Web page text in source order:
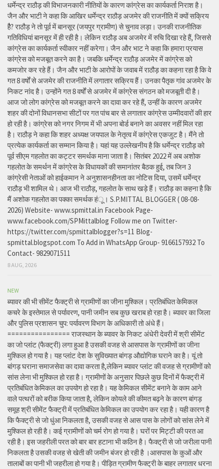
धर्मेन्द्र राठौड़ की विभाजनकारी नीतियों के कारण कांग्रेस का कार्यकर्ता निराश है।
जैन और भाटी ने कहा कि आखिर धर्मेन्द्र राठौड़ अजमेर की राजनीति में क्यों सक्रिय
हैै? राठौड़ ने तो पूर्व में बानसूर (जयपुर ग्रामीण) से चुनाव लड़ा। उनकी राजनीतिक
गतिविधियां बानसूर में ही रही है। लेकिन राठौड़ अब अजमेर में रुचि दिखा रहे हैं, जिससे
कांग्रेस का कार्यकर्ता स्वीकार नहीं करेगा। जैन और भाट ने कहा कि हमारा प्रयास
कांग्रेस को मजबूत करने का है। जबकि धर्मेन्द्र राठौड़ अजमेर में कांग्रेस को
कमजोर कर रहे हैं। जैन और भाटी के आरोपों के जवाब में राठौड़ का कहना रहा है कि वे
गत 8 वर्षों से अजमेर की राजनीति में लगातार सक्रिय हैं। उनका पैतृक गांव अजमेर के
निकट नांद है। उन्होंने गत 8 वर्षों से अजमेर में कांग्रेस संगठन को मजबूती दी है।
आज जो लोग कांग्रेस को मजबूत करने का दावा कर रहे हैं, उन्हीं के कारण अजमेर
शहर की दोनों विधानसभा सीटों पर गत पांच बार से लगातार कांग्रेस उम्मीदवारों की हार
हो रही है। कांग्रेस को नगर निगम में भी अपना बोर्ड बनाने का अवसर नहीं मिल रहा
है। राठौड़ ने कहा कि शहर अध्यक्ष जयपाल के नेतृत्व में कांग्रेस एकजुट है। मैंने तो
प्रत्येक कार्यकर्ता का सम्मान किया है। यहां यह उल्लेखनीय है कि धर्मेन्द्र राठौड़ को
पूर्व सीएम गहलोत का कट्टर समर्थक माना जाता है। सितंबर 2022 में अब अशोक
गहलोत के समर्थन में कांग्रेस के विधायकों की समानांतर बैठक हुई, तब जिन 3
कांग्रेसी नेताओं को हाईकमान ने अनुशासनहीनता का नोटिस दिया, उसमें धर्मेन्द्र
राठौड़ भी शामिल थे। आज भी राठौड़, गहलोत के साथ खड़े हैं। राठौड़ का कहना है कि
मैं अशोक गहलोत का पक्का समर्थक हंू। S.P.MITTAL BLOGGER ( 08-08-
2026) Website- www.spmittal.in Facebook Page-
www.facebook.com/SPMittalblog Follow me on Twitter-
https://twitter.com/spmittalblogger?s=11 Blog-
spmittal.blogspot.com To Add in WhatsApp Group- 9166157932 To
Contact- 9829071511
8 AUG, 2026
NEW
ब्यावर की भी सीमेंट फैक्ट्री से ग्रामीणों का जीना मुश्किल। प्रतिबंधित केमिकल
कचरे के इस्तेमाल से पर्यावरण, पानी जमीन सब कुछ खराब हो रहा है। ब्यावर का जिला
और पुलिस प्रशासन चुप: पर्यावरण विभाग के अधिकारी तो अंधे हैं।
================ राजस्थान के ब्यावर के निकट अंधेरी देवरी में श्री सीमेंट
का जो प्लांट (फैक्ट्री) लगा हुआ है उसकी वजह से आसपास के ग्रामीणों का जीना
मुश्किल हो गया है। यह प्लांट देश के सुविख्यात बांगड़ औद्योगिक घराने का है। यूं तो
बांगड़ घराना समाजसेवा का दावा करता है,लेकिन ब्यावर प्लांट की वजह से ग्रामीणों को
सांस लेना भी मुश्किल हो रहा है। ग्रामीणों के अनुसार पिछले कुछ दिनों में फैक्ट्री में
प्रतिबंधित केमिकल का उपयोग हो रहा है। यह केमिकल सीमेंट बनाने के काम आने
वाले पत्थरों को बरीक किया जाता है, लेकिन कोयले की कीमत बढ़ने के कारण बांगड़
समूह श्री सीमेंट फैक्ट्री में प्रतिबंधित केमिकल का उपयोग कर रहा है। यही कारण है
कि फैक्ट्री से जो धुंआ निकलता है, उसकी वजह से आस पास के लोगों को सांस लेने में
मुश्किल हो रही है। कई ग्रामीणों को चर्म रोग हो गया है। घरों पर मिट्टी की परत आ
रही है। इस जहरीली परत को बार बार हटाना भी कठिन है। फैक्ट्री से जो जरीला पानी
निकलता है उसकी वजह से खेती की जमीन बंजर हो रही है ।आसपास के कुओं और
तालाबों का पानी भी जहरीला हो गया है। पीड़ित ग्रामीण फैक्ट्री के बाहर लगातार धरना